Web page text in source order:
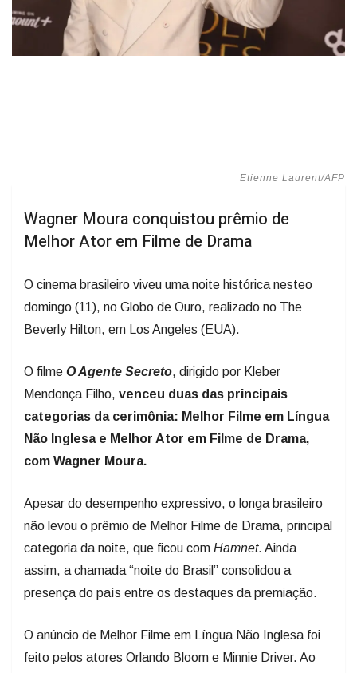
Melhor Ator em Filme de Drama
domingo (11), no Globo de Ouro, realizado no The
Beverly Hilton, em Los Angeles (EUA).
Mendonça Filho,venceu duas das principais
categorias da cerimônia: Melhor Filme em Língua
Não Inglesa e Melhor Ator em Filme de Drama,
com Wagner Moura.
não levou o prêmio de Melhor Filme de Drama, principal
categoria da noite, que ficou comHamnet. Ainda
assim, a chamada “noite do Brasil” consolidou a
presença do país entre os destaques da premiação.
feito pelos atores Orlando Bloom e Minnie Driver. Ao
revelar o vencedor, Driver saudou o público brasileiro